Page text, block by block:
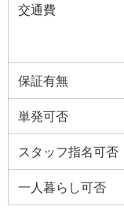
交通費
保証有無
単発可否
スタッフ指名可否
一人暮らし可否